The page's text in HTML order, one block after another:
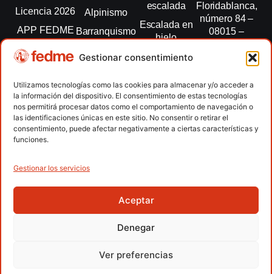
Gestionar consentimiento
Utilizamos tecnologías como las cookies para almacenar y/o acceder a
la información del dispositivo. El consentimiento de estas tecnologías
nos permitirá procesar datos como el comportamiento de navegación o
las identificaciones únicas en este sitio. No consentir o retirar el
consentimiento, puede afectar negativamente a ciertas características y
funciones.
Gestionar los servicios
Aceptar
Denegar
Ver preferencias
Licencia 2026
APP FEDME
Transparencia
autonómicas
Clubes
Contacto
Alpinismo
Barranquismo
montaña
Escalada
Escalada
paralimpica
escalada
Escalada en
hielo
Esquí de
Marcha
Nórdica
Raquetas de
nieve
Floridablanca,
número 84 –
08015 –
fedme@fedme.es
934 264 267
Copyright © 2026 Federación Española de Deportes de
Montaña y Escalada | Desarrollado porTOOOLS
Política de Privacidad APPAccesibilidad